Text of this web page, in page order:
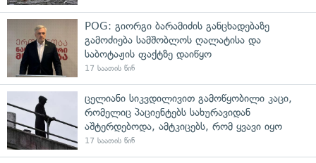
POG: გიორგი ბარამიძის განცხადებაზე
გამოძიება სამშობლოს ღალატისა და
საბოტაჟის ფაქტზე დაიწყო
17 საათის წინ
ცელიანი სიკვდილივით გამოწყობილი კაცი,
რომელიც პაციენტებს სახურავიდან
აშტერდებოდა, ამტკიცებს, რომ ყვავი იყო
17 საათის წინ